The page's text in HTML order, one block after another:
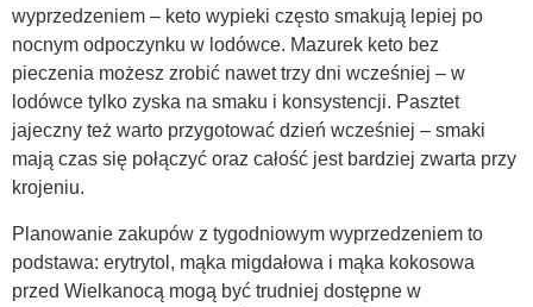
wyprzedzeniem – keto wypieki często smakują lepiej po
nocnym odpoczynku w lodówce. Mazurek keto bez
pieczenia możesz zrobić nawet trzy dni wcześniej – w
lodówce tylko zyska na smaku i konsystencji. Pasztet
jajeczny też warto przygotować dzień wcześniej – smaki
mają czas się połączyć oraz całość jest bardziej zwarta przy
krojeniu.
Planowanie zakupów z tygodniowym wyprzedzeniem to
podstawa: erytrytol, mąka migdałowa i mąka kokosowa
przed Wielkanocą mogą być trudniej dostępne w